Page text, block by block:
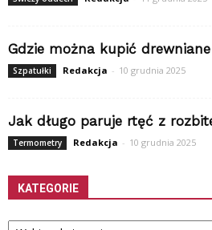
Gdzie można kupić
Szpatułki Redakcja - 10 grudnia 2025
Jak długo paruje rtęć z
Termometry Redakcja - 10 grudnia 2025
KATEGORIE
Kategorie